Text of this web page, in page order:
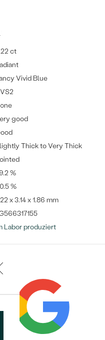
ct
Vivid Blue
good
Thick to Very Thick
%
%
x 3.14 x 1.86 mm
Labor produziert